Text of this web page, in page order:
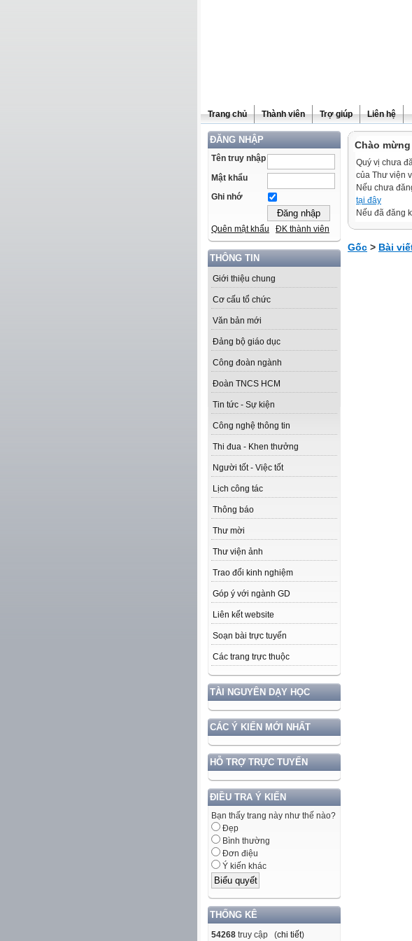
Trang chủ Thành viên Trợ giúp Liên hệ
ĐĂNG NHẬP
Tên truy nhập
Mật khẩu
Ghi nhớ
Quên mật khẩu ĐK thành viên
THÔNG TIN
Giới thiệu chung
Cơ cấu tổ chức
Văn bản mới
Đảng bộ giáo dục
Công đoàn ngành
Đoàn TNCS HCM
Tin tức - Sự kiện
Công nghệ thông tin
Thi đua - Khen thưởng
Người tốt - Việc tốt
Lịch công tác
Thông báo
Thư mời
Thư viện ảnh
Trao đổi kinh nghiệm
Góp ý với ngành GD
Liên kết website
Soạn bài trực tuyến
Các trang trực thuộc
TÀI NGUYÊN DẠY HỌC
CÁC Ý KIẾN MỚI NHẤT
HỖ TRỢ TRỰC TUYẾN
ĐIỀU TRA Ý KIẾN
Bạn thấy trang này như thế nào?
Đẹp
Bình thường
Đơn điệu
Ý kiến khác
THỐNG KÊ
54268 truy cập (chi tiết)
Chào
Quý vị chưa
của Thư viện
Nếu chưa
tại đây
Nếu đã đăng
Gốc > Bài